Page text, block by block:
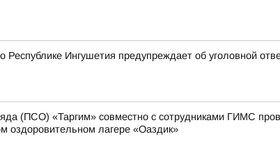
Ингушетия предупреждает об уголовной
(ПСО) «Таргим» совместно с сотрудниками ГИМС
оздоровительном лагере «Оаздик»